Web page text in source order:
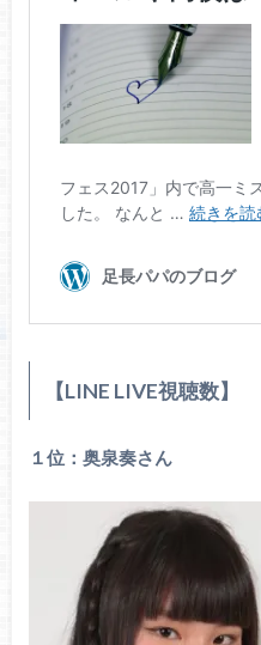
【LINE LIVE視聴数】
１位：奥泉奏さん